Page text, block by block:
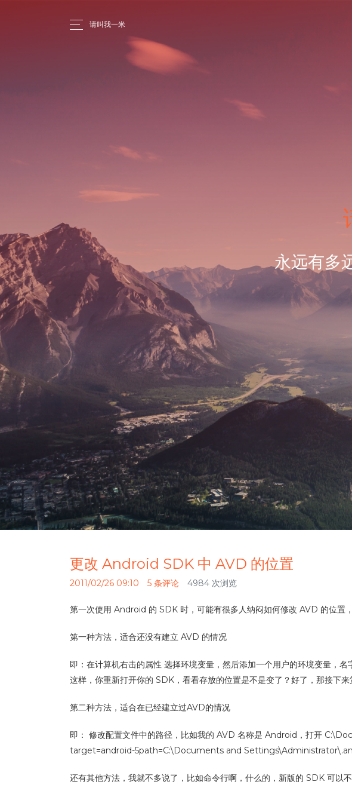
请叫我一米
永远有多
更改 Android SDK 中 AVD 的位置
2011/02/26 09:10 5 条评论 4984 次浏览
第一次使用 Android 的 SDK 时，可能有很多人纳闷如何修改 AVD 的位置
第一种方法，适合还没有建立 AVD 的情况
即：在计算机右击的属性 选择环境变量，然后添加一个用户的环境变量，
这样，你重新打开你的 SDK，看看存放的位置是不是变了？好了，那接下来
第二种方法，适合在已经建立过AVD的情况
即： 修改配置文件中的路径，比如我的 AVD 名称是 Android，打开
target=android-5path=C:\Documents and
还有其他方法，我就不多说了，比如命令行啊，什么的，新版的 SDK 可